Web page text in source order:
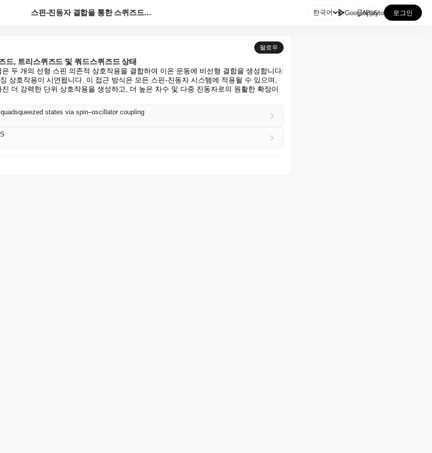
스핀-진동자 결합을 통한 스퀴즈드, 트리스퀴즈드 및 쿼... 한국어 GooglePlay
AppStore 로그인
팔로우
드, 트리스퀴즈드 및 쿼드스퀴즈드 상태
두 개의 선형 스핀 의존적 상호작용을 결합하여 이온 운동에 비선형 결합을 생성합니다:
상호작용이 시연됩니다. 이 접근 방식은 모든 스핀-진동자 시스템에 적용될 수 있으며,
더 강력한 단위 상호작용을 생성하고, 더 높은 차수 및 다중 진동자로의 원활한 확장이
states via spin–oscillator coupling